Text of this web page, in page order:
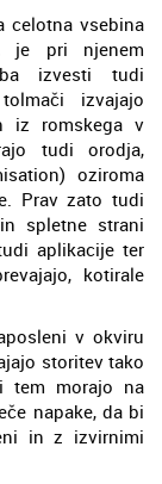
celotna vsebina
je pri njenem
izvesti tudi
izvajajo
iz romskega v
tudi orodja,
oziroma
Prav zato tudi
spletne strani
aplikacije ter
kotirale
v okviru
storitev tako
tem morajo na
napake, da bi
in z izvirnimi